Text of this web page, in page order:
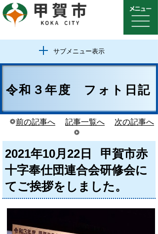
サブメニュー表示
令和３年度 フォト日記
前の記事へ 記事一覧へ 次の記事へ
2021年10月22日
甲賀市赤
十字奉仕団連合会研修会に
てご挨拶をしました。